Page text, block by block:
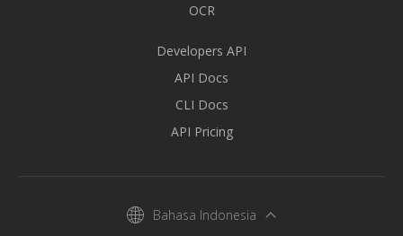
OCR
Developers API
API Docs
CLI Docs
API Pricing
Bahasa Indonesia